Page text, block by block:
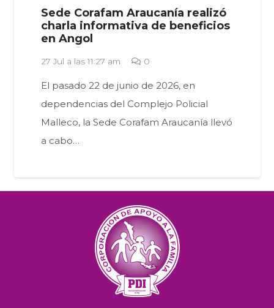
Sede Corafam Araucanía realizó
charla informativa de beneficios
en Angol
27 Jul a las 11:27 am 0
El pasado 22 de junio de 2026, en
dependencias del Complejo Policial
Malleco, la Sede Corafam Araucanía llevó
a cabo…